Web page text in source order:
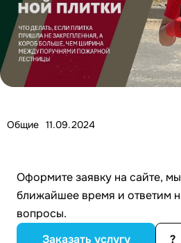
Общие 11.09.2024
Оформите заявку на сайте,
ближайшее время и ответим
вопросы.
Заказать услугу
?